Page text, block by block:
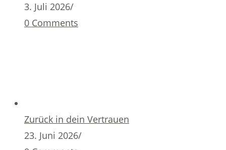
3. Juli 2026/
0 Comments
Zurück in dein Vertrauen
23. Juni 2026/